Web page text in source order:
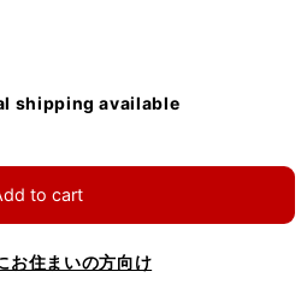
shipping available
to cart
お住まいの方向け